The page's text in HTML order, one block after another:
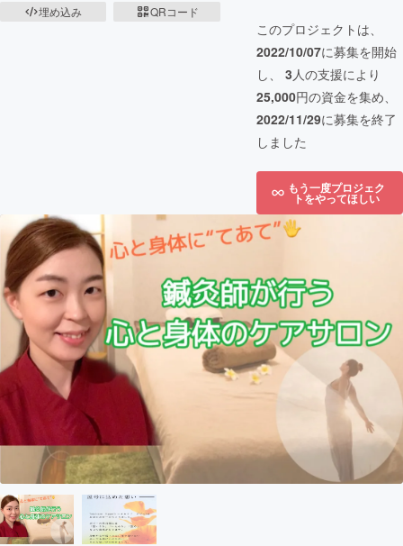
埋め込み
QRコード
このプロジェクトは、
2022/10/07に募集を開始
し、 3人の支援により
25,000円の資金を集め、
2022/11/29に募集を終了
しました
もう一度プロジェク
トをやってほしい